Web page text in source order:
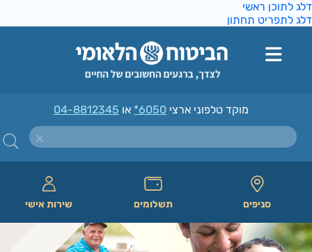
לתוכן ראשי
לתפריט תחתון
מוקד טלפוני ארצי*6050או04-8812345
סניפים תשלומים שירות אישי